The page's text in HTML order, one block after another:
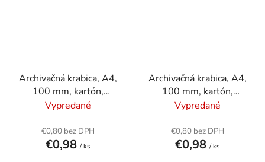
Archivačná krabica, A4,
100 mm, kartón,
DONAU, modrá
Vypredané
€0,80 bez DPH
€0,98 / ks
Archivačná krabica, A4,
100 mm, kartón,
DONAU, žltá
Vypredané
€0,80 bez DPH
€0,98 / ks